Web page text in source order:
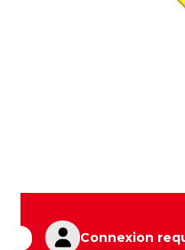
Connexion